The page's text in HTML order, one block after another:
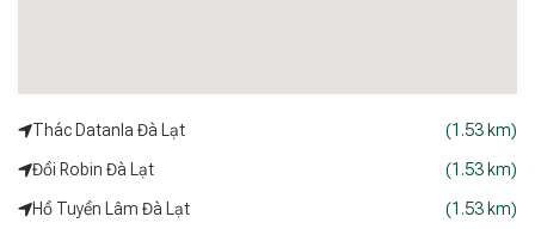
Thác Datanla Đà Lạt (1.53 km)
Đồi Robin Đà Lạt (1.53 km)
Hồ Tuyền Lâm Đà Lạt (1.53 km)